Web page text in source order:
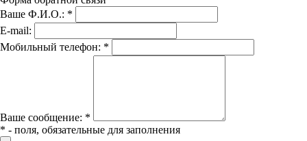
Ваше Ф.И.О.: *
E-mail:
Мобильный телефон: *
Вашe сообщение: *
* - поля, обязательные для заполнения